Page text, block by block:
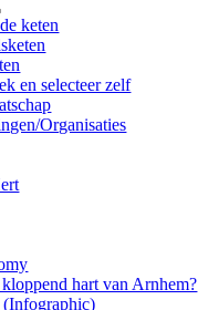
keten
en selecteer zelf
Organisaties
hart van Arnhem?
(Infographic)